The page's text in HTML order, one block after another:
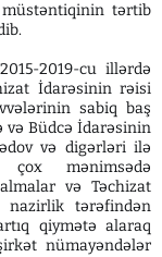
tərtib
2019-cu illərdə
İdarəsinin rəisi
sabiq baş
və Büdcə İdarəsinin
və digərləri ilə
mənimsədə
və Təchizat
nazirlik tərəfindən
qiymətə alaraq
nümayəndələr